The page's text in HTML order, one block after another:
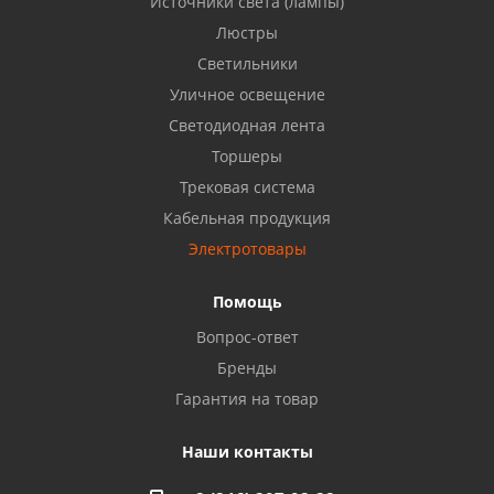
Бузулук, ул. Октябрьская, 24
Балаково, ул. Комарова, 55
Октябрьский, ул. Свердлова, 28
Азнакаево, ул. Булгар, 2. ТЦ "Акчарлак"
Стерлитамак, ул. Вокзальная, 13
Люстры
Светильники
Уличное освещение
Светодиодная лента
Торшеры
Трековая система
Кабельная продукция
Электротовары
Помощь
Вопрос-ответ
Бренды
Гарантия на товар
Наши контакты